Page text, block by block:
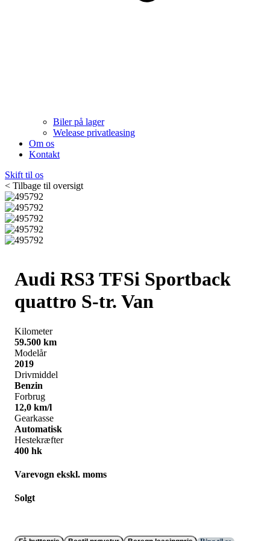
Biler på lager
Welease privatleasing
Om os
Kontakt
Skift til os
< Tilbage til oversigt
Audi RS3 TFSi Sportback
quattro S-tr. Van
Kilometer
59.500 km
Modelår
2019
Drivmiddel
Benzin
Forbrug
12,0 km/l
Gearkasse
Automatisk
Hestekræfter
400 hk
Varevogn ekskl. moms
Solgt